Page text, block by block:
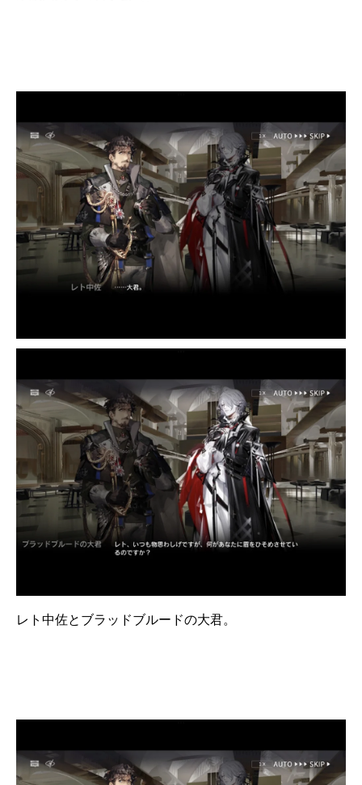
レト中佐とブラッドブルードの大君。